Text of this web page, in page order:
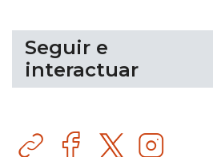
Seguir e
interactuar